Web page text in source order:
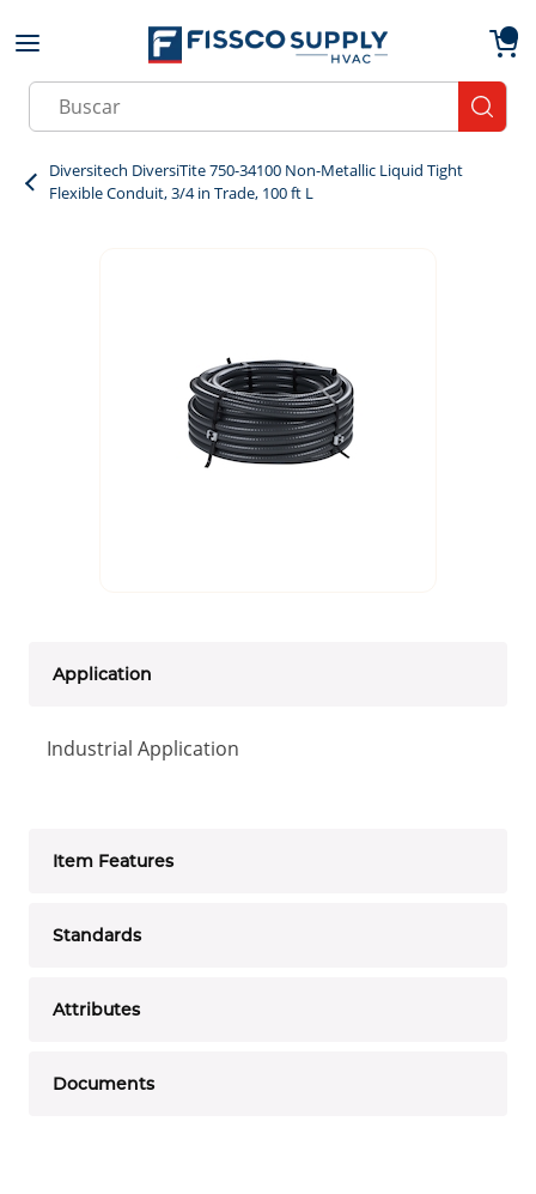
Skip to main content
Site Search
Diversitech DiversiTite 750-34100 Non-Metallic Liquid Tight
Flexible Conduit, 3/4 in Trade, 100 ft L
Application
Industrial Application
Item Features
Standards
Attributes
Documents